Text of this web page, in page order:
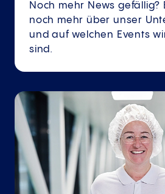
Noch mehr News gefällig?
noch mehr über unser
und auf welchen Events
sind.